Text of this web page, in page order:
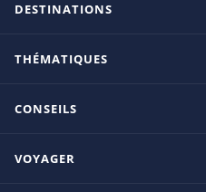
DESTINATIONS
Ile Maurice
République Dominicaine
THÉMATIQUES
Adultes uniquement
CONSEILS
VOYAGER